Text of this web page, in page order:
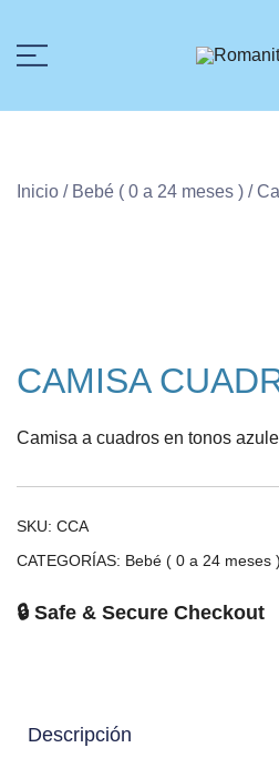
Inicio / Bebé ( 0 a 24 meses ) /
CAMISA
Camisa a cuadros en tonos
SKU: CCA
CATEGORÍAS: Bebé ( 0 a 24 meses )
🔒 Safe & Secure Checkout
Descripción